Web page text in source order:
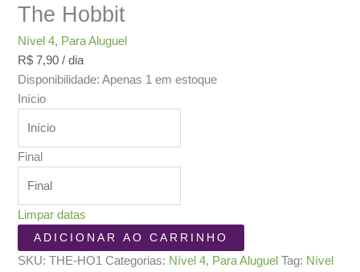
The Hobbit
Nível 4, Para Aluguel
R$ 7,90 / dia
Disponibilidade: Apenas 1 em estoque
Início
Final
Limpar datas
The
Hobbit
ADICIONAR AO CARRINHO
SKU:THE-HO1 Categorias: Nível 4, Para Aluguel Tag: Nível